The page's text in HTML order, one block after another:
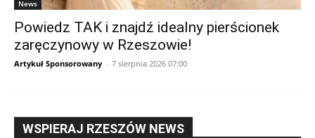
News
Powiedz TAK i znajdź idealny pierścionek
zaręczynowy w Rzeszowie!
Artykuł Sponsorowany - 7 sierpnia 2026 07:00
WSPIERAJ RZESZÓW NEWS